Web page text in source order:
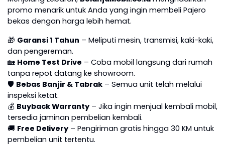
promo menarik untuk Anda yang ingin membeli Pajero
bekas dengan harga lebih hemat.
🎁 Garansi 1 Tahun – Meliputi mesin, transmisi, kaki-kaki,
dan pengereman.
🏡 Home Test Drive – Coba mobil langsung dari rumah
tanpa repot datang ke showroom.
🛡 Bebas Banjir & Tabrak – Semua unit telah melalui
inspeksi ketat.
💰 Buyback Warranty – Jika ingin menjual kembali mobil,
tersedia jaminan pembelian kembali.
🚚 Free Delivery – Pengiriman gratis hingga 30 KM untuk
pembelian unit tertentu.